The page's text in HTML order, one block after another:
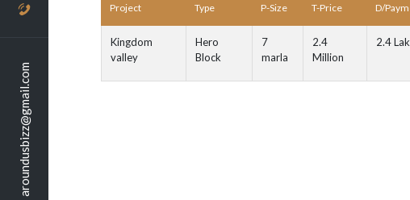
aroundusbizz@gmail.com
Project Type P-Size T-Price D/
Kingdom
valley
Hero
Block
7
marla
2.4
Million
2.4 Lak